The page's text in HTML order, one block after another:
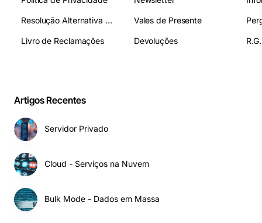
Resolução Alternativa de Litígios
Livro de Reclamações
Vales de Presente
Devoluções
Artigos Recentes
Servidor Privado
Cloud - Serviços na Nuvem
Bulk Mode - Dados em Massa